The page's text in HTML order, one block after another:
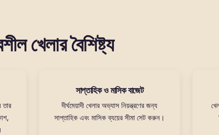
খেলার বৈশিষ্ট্য
তার
সাপ্তাহিক ও মাসিক বাজেট
দীর্ঘমেয়াদী খেলার অভ্যাস নিয়ন্ত্রণের জন্য
সাপ্তাহিক এবং মাসিক ব্যয়ের সীমা সেট করুন।